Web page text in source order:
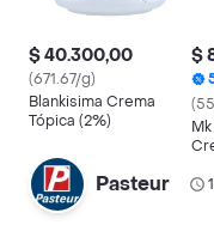
$ 40.300,00
(671.67/g)
Blankisima Crema
Tópica (2%)
$
Pasteur